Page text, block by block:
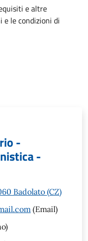
e altre
le condizioni di
-
-
Badolato (CZ)
(Email)